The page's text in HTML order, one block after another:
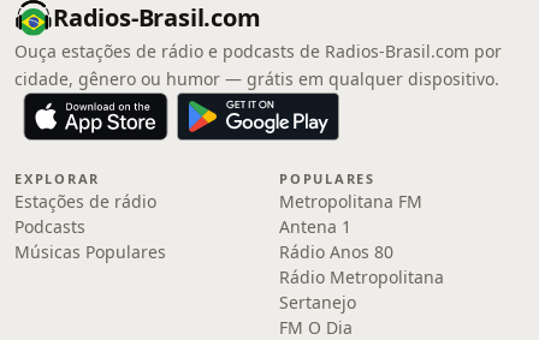
Radios-Brasil.com
Ouça estações de rádio e podcasts de Radios-Brasil.com por
cidade, gênero ou humor — grátis em qualquer dispositivo.
EXPLORAR
Estações de rádio
Podcasts
Músicas Populares
POPULARES
Metropolitana FM
Antena 1
Rádio Anos 80
Rádio Metropolitana
Sertanejo
FM O Dia